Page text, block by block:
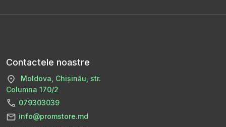
Contactele noastre
Moldova, Chișinău, str.
Columna 170/2
079303039
info@promstore.md